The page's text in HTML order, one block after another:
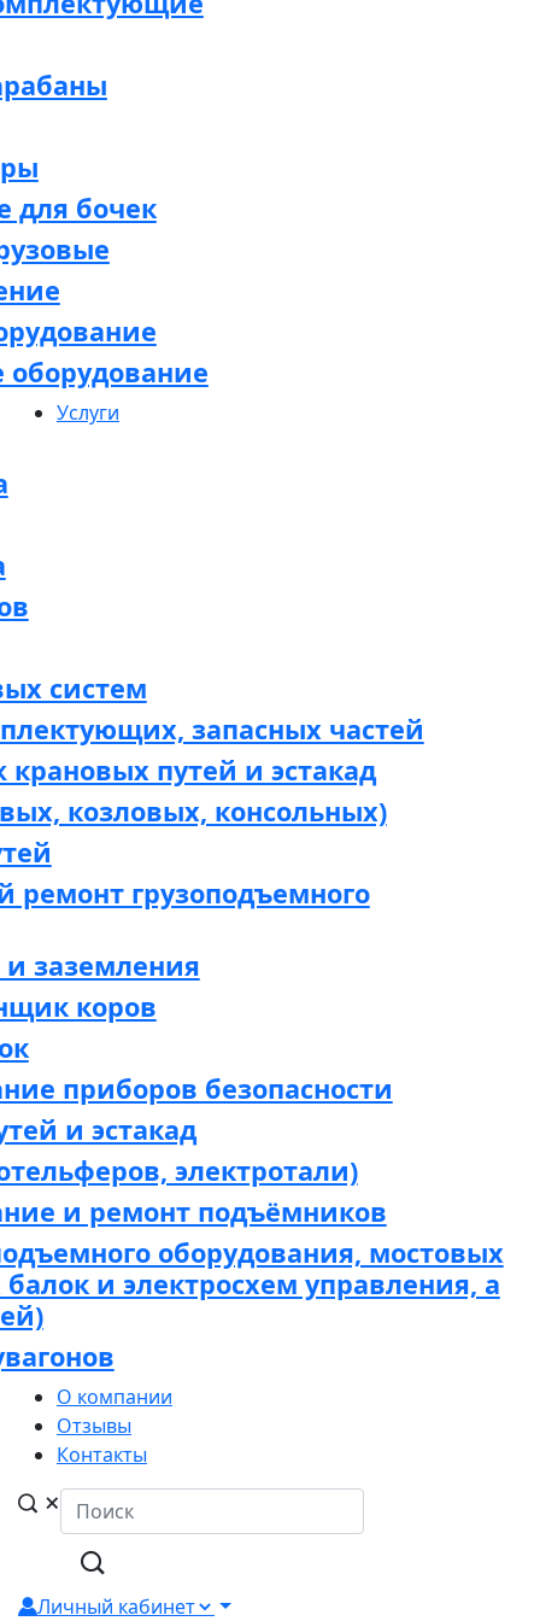
для бочек
оборудование
Услуги
систем
запасных частей
путей и эстакад
козловых, консольных)
грузоподъемного
заземления
коров
приборов безопасности
и эстакад
электротали)
и ремонт подъёмников
оборудования, мостовых
и электросхем управления, а
О компании
Отзывы
Контакты
Личный кабинет